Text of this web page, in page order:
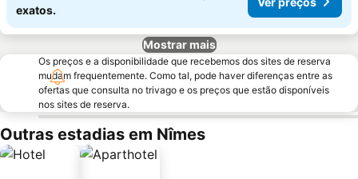
exatos.
Mostrar mais
Os preços e a disponibilidade que recebemos dos sites de reserva
mudam frequentemente. Como tal, pode haver diferenças entre as
ofertas que consulta no trivago e os preços que estão disponíveis
nos sites de reserva.
Outras estadias em Nîmes